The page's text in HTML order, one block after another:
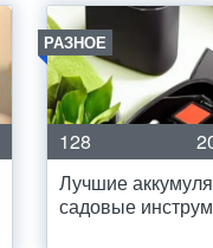
РАЗНОЕ
128
Лучшие
садовые